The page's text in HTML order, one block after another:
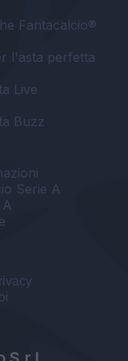
Fantacalcio®
l'asta perfetta
Live
Buzz
Serie A